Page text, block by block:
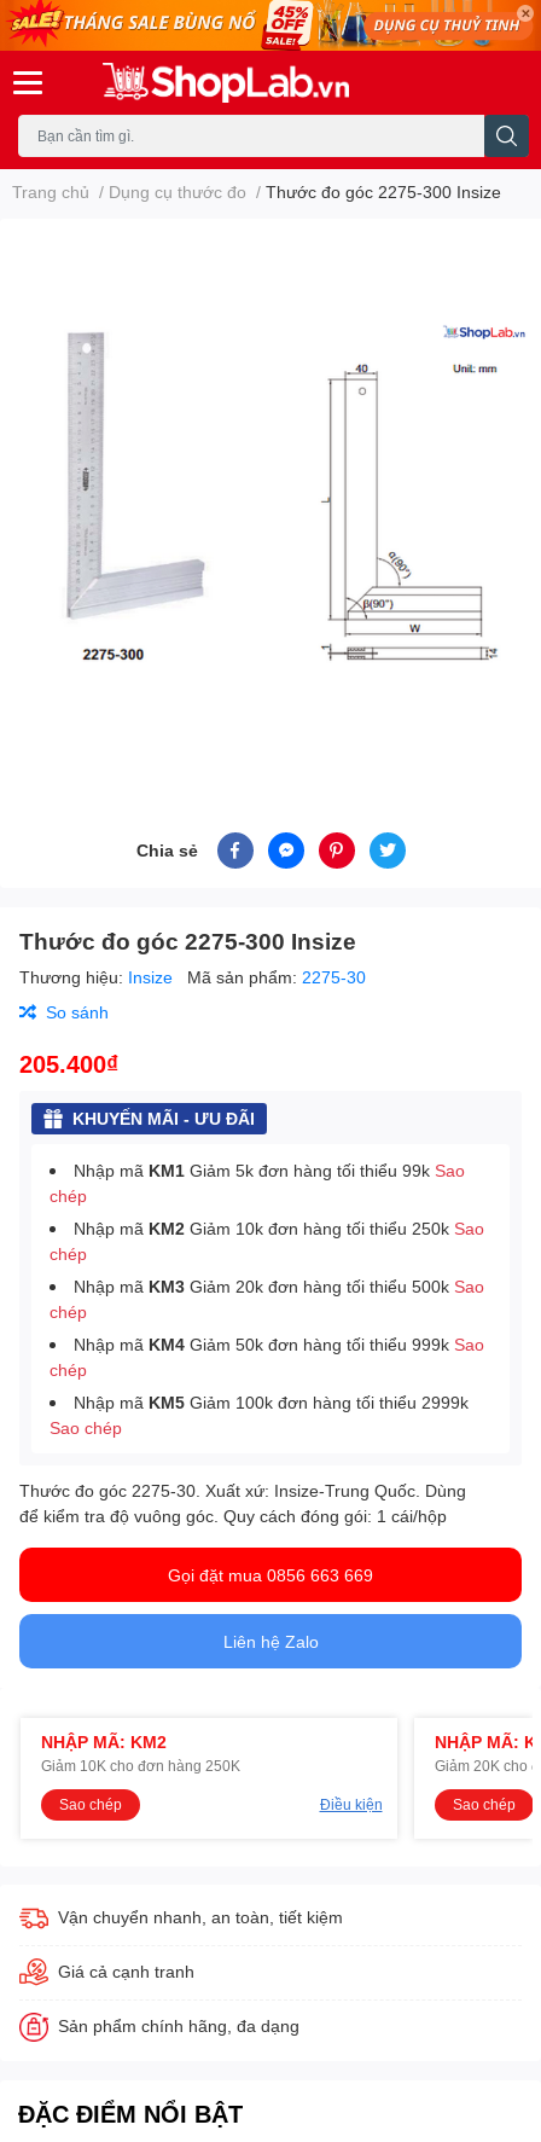
Trang chủ / Dụng cụ thước đo / Thước đo góc 2275-300 Insize
Chia sẻ
Thước đo góc 2275-300 Insize
Thương hiệu: Insize Mã sản phẩm: 2275-30
So sánh
205.400₫
KHUYẾN MÃI - ƯU ĐÃI
Nhập mã KM1 Giảm 5k đơn hàng tối thiểu 99k Sao
chép
Nhập mã KM2 Giảm 10k đơn hàng tối thiểu 250k Sao
chép
Nhập mã KM3 Giảm 20k đơn hàng tối thiểu 500k Sao
chép
Nhập mã KM4 Giảm 50k đơn hàng tối thiểu 999k Sao
chép
Nhập mã KM5 Giảm 100k đơn hàng tối thiểu 2999k
Sao chép
Thước đo góc 2275-30. Xuất xứ: Insize-Trung Quốc. Dùng
để kiểm tra độ vuông góc. Quy cách đóng gói: 1 cái/hộp
Gọi đặt mua 0856 663 669
Liên hệ Zalo
NHẬP MÃ: KM2
Giảm 10K cho đơn hàng 250K
Sao chép Điều kiện
NHẬP MÃ:
Giảm 20K cho
Sao chép
Vận chuyển nhanh, an toàn, tiết kiệm
Giá cả cạnh tranh
Sản phẩm chính hãng, đa dạng
ĐẶC ĐIỂM NỔI BẬT